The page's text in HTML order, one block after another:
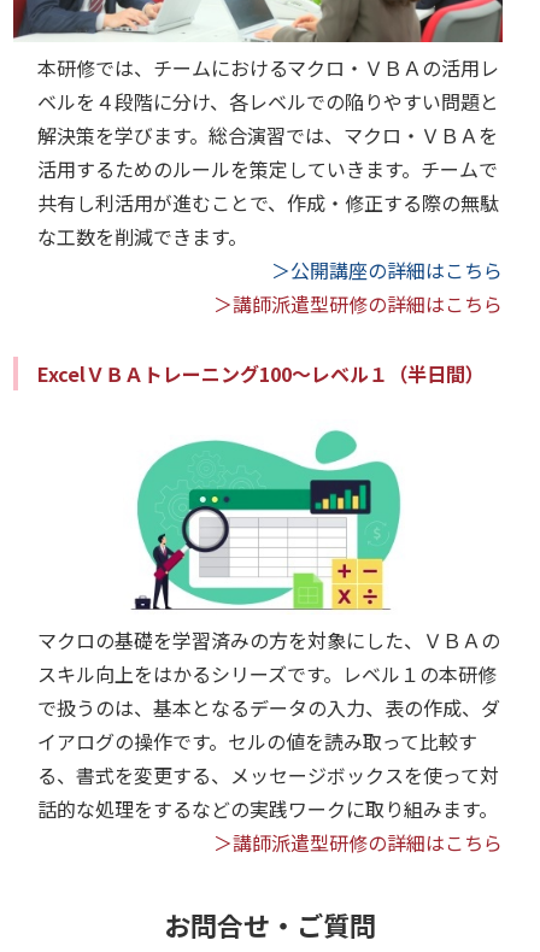
本研修では、チームにおけるマクロ・ＶＢＡの活用レ
ベルを４段階に分け、各レベルでの陥りやすい問題と
解決策を学びます。総合演習では、マクロ・ＶＢＡを
活用するためのルールを策定していきます。チームで
共有し利活用が進むことで、作成・修正する際の無駄
な工数を削減できます。
＞公開講座の詳細はこちら
＞講師派遣型研修の詳細はこちら
ExcelＶＢＡトレーニング100～レベル１（半日間）
マクロの基礎を学習済みの方を対象にした、ＶＢＡの
スキル向上をはかるシリーズです。レベル１の本研修
で扱うのは、基本となるデータの入力、表の作成、ダ
イアログの操作です。セルの値を読み取って比較す
る、書式を変更する、メッセージボックスを使って対
話的な処理をするなどの実践ワークに取り組みます。
＞講師派遣型研修の詳細はこちら
お問合せ・ご質問